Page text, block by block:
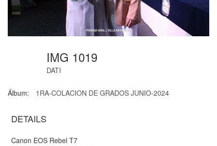
IMG 1019
DATI
Álbum: 1RA-COLACION DE GRADOS JUNIO-2024
DETAILS
Canon EOS Rebel T7